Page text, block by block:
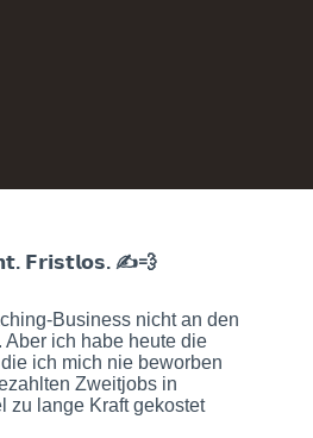
𝗙𝗿𝗶𝘀𝘁𝗹𝗼𝘀. ✍️💨
Business nicht an den
Aber ich habe heute die
ich mich nie beworben
Zweitjobs in
zu lange Kraft gekostet